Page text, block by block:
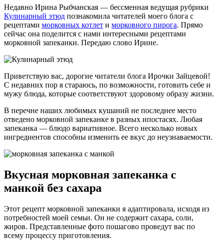
Недавно Ирина Рыбчанская — бессменная ведущая рубрики
Кулинарный этюд познакомила читателей моего блога с
рецептами морковных котлет и морковного пирога. Прямо
сейчас она поделится с нами интересными рецептами
морковной запеканки. Передаю слово Ирине.
Приветствую вас, дорогие читатели блога Ирочки Зайцевой!
С недавних пор я стараюсь, по возможности, готовить себе и
мужу блюда, которые соответствуют здоровому образу жизни.
В перечне наших любимых кушаний не последнее место
отведено морковной запеканке в разных ипостасях. Любая
запеканка — блюдо вариативное. Всего несколько новых
ингредиентов способны изменить ее вкус до неузнаваемости.
Вкусная морковная запеканка с
манкой без сахара
Этот рецепт морковной запеканки я адаптировала, исходя из
потребностей моей семьи. Он не содержит сахара, соли,
жиров. Представленные фото пошагово проведут вас по
всему процессу приготовления.